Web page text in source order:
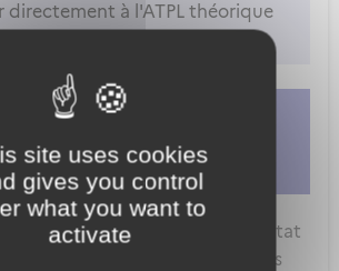
site uses cookies
gives you control
what you want to
activate
directement à l'ATPL théorique
cette démarche ne vous est pas
Afin d'y avoir accès, vous devez
ouvous créer un compte
est la solution proposée par l'Etat
et simplifier la connexion à vos